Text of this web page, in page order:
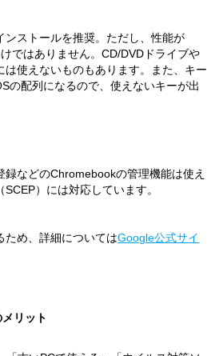
ンストールを推奨。ただし、性能が
ではありません。CD/DVDドライブや
は使えないものもあります。また、キー
の配列になるので、使えないキーが出
録などのChromebookの管理機能は使え
）には対応しています。
ため、詳細についてはGoogle公式サイ
リット